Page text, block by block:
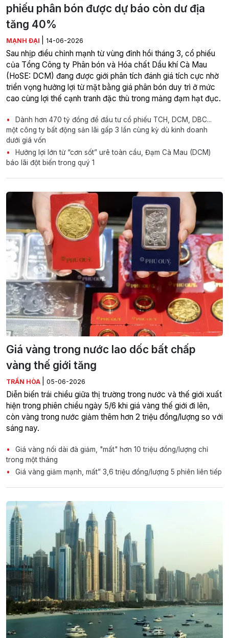
phiếu phân bón được dự báo còn dư địa
tăng 40%
MẠNH ĐẠI 14-06-2026
Sau nhịp điều chỉnh mạnh từ vùng đỉnh hồi tháng 3, cổ phiếu
của Tổng Công ty Phân bón và Hóa chất Dầu khí Cà Mau
(HoSE: DCM) đang được giới phân tích đánh giá tích cực nhờ
triển vọng hưởng lợi từ mặt bằng giá phân bón duy trì ở mức
cao cùng lợi thế cạnh tranh đặc thù trong mảng đạm hạt đục.
Dành hơn 470 tỷ đồng để đầu tư cổ phiếu TCH, DCM, DBC...
một công ty bất động sản lãi gấp 3 lần cùng kỳ dù kinh doanh
dưới giá vốn
Hưởng lợi lớn từ “cơn sốt” urê toàn cầu, Đạm Cà Mau (DCM)
báo lãi đột biến trong quý 1
Giá vàng trong nước lao dốc bất chấp
vàng thế giới tăng
TRẦN HÒA 05-06-2026
Diễn biến trái chiều giữa thị trường trong nước và thế giới xuất
hiện trong phiên chiều ngày 5/6 khi giá vàng thế giới đi lên,
còn vàng trong nước giảm thêm hơn 2 triệu đồng/lượng so với
sáng nay.
Giá vàng nối dài đà giảm, "mất" hơn 10 triệu đồng/lượng chỉ
trong một tháng
Giá vàng giảm mạnh, mất” 3,6 triệu đồng/lượng 5 phiên liên tiếp